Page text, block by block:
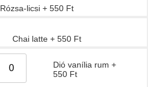
Rózsa-licsi + 550 Ft
Chai latte + 550 Ft
Dió vanília rum +
550 Ft